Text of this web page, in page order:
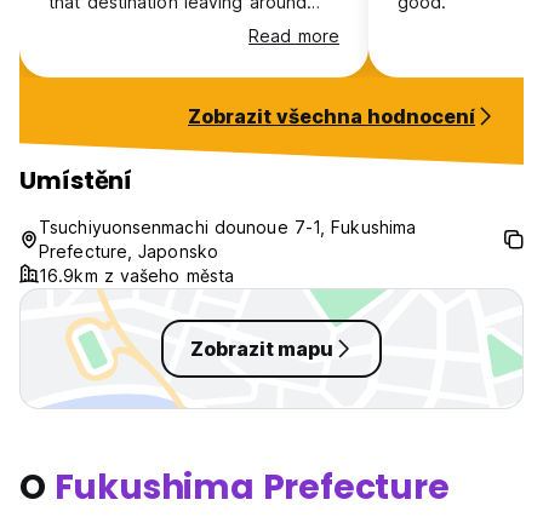
every hour. The staff was very
friendly, the facilities are well
equipped and you can enjoy the
in the hostel. The little town is
perfect for a weekend or few day
trip where you can enjoy the
peace and quiet in nature.
Read more
Zobrazit všechna hodnocení
Umístění
Tsuchiyuonsenmachi dounoue 7-1, Fukushima
Prefecture, Japonsko
16.9km z vašeho města
Zobrazit mapu
O Fukushima Prefecture